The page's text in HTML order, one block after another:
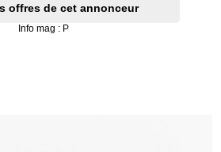
offres de cet annonceur
Info mag : P